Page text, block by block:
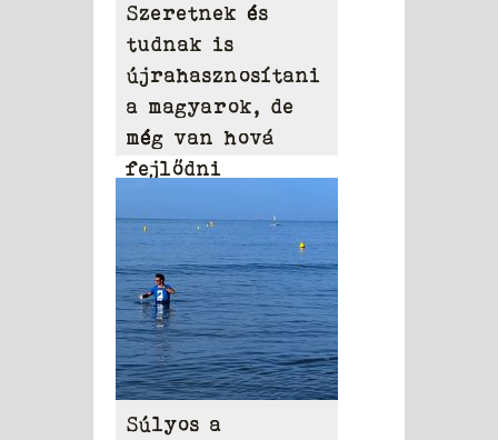
Szeretnek és
tudnak is
újrahasznosítani
a magyarok, de
még van hová
fejlődni
Súlyos a